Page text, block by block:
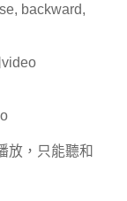
backward,
放，只能聽和